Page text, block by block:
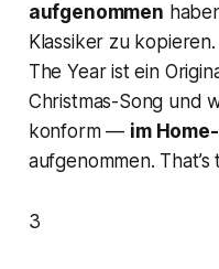
aufgenommen
Klassiker zu kopieren.
The Yearist ein
Christmas-Song und
konform — im
aufgenommen. That’s
3